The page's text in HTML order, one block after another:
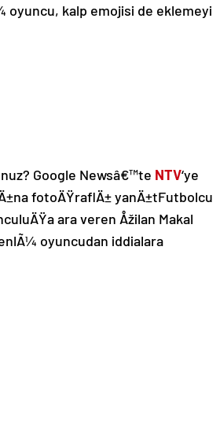
oyuncu, kalp emojisi de eklemeyi
Google Newsâ€™te NTV‘ye
fotoÄŸraflÄ± yanÄ±tFutbolcu
ara veren Åžilan Makal
oyuncudan iddialara